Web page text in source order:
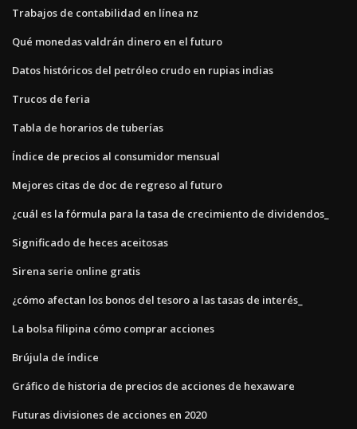
Trabajos de contabilidad en línea nz
Qué monedas valdrán dinero en el futuro
Datos históricos del petróleo crudo en rupias indias
Trucos de feria
Tabla de horarios de tuberías
Índice de precios al consumidor mensual
Mejores citas de doc de regreso al futuro
¿cuál es la fórmula para la tasa de crecimiento de dividendos_
Significado de heces aceitosas
Sirena serie online gratis
¿cómo afectan los bonos del tesoro a las tasas de interés_
La bolsa filipina cómo comprar acciones
Brújula de índice
Gráfico de historia de precios de acciones de hexaware
Futuras divisiones de acciones en 2020